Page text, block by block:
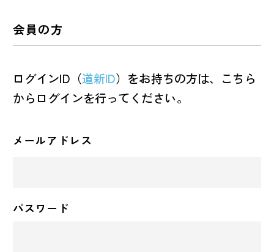
会員の方
ログインID（道新ID）をお持ちの方は、こちら
からログインを行ってください。
メールアドレス
パスワード